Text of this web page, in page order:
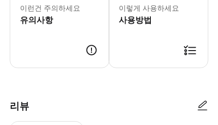
이런건 주의하세요
유의사항
이렇게 사용하세요
사용방법
리뷰